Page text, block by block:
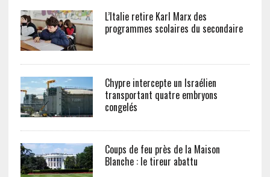
L’Italie retire Karl Marx des
programmes scolaires du secondaire
Chypre intercepte un Israélien
transportant quatre embryons
congelés
Coups de feu près de la Maison
Blanche : le tireur abattu